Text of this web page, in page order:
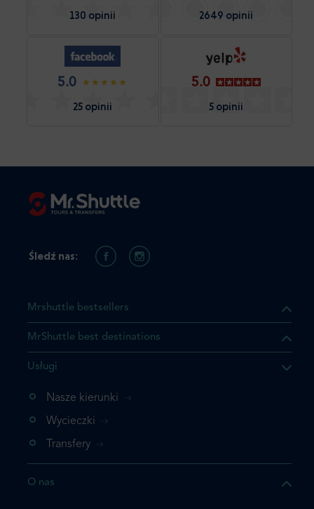
130 opinii 2649 opinii
5.0
25 opinii
5.0
5 opinii
którego szukasz jest już
nie chcesz dodawać go
Mrshuttle bestsellers
MrShuttle best destinations
Usługi
Nasze kierunki
Wycieczki
Transfery
O nas
Śledź nas: